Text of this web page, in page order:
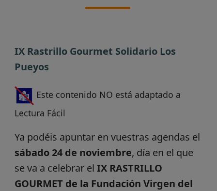
IX Rastrillo Gourmet Solidario Los
Pueyos
Este contenido NO está adaptado a
Lectura Fácil
Ya podéis apuntar en vuestras agendas el
sábado 24 de noviembre, día en el que
se va a celebrar el IX RASTRILLO
GOURMET de la Fundación Virgen del